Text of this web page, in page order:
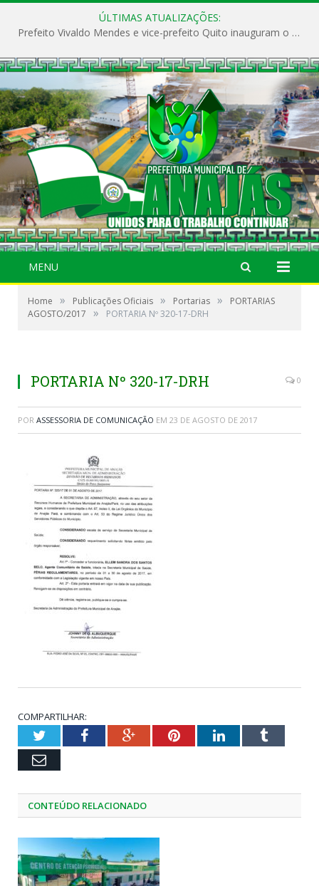
ÚLTIMAS ATUALIZAÇÕES:
Prefeito Vivaldo Mendes e vice-prefeito Quito inauguram o CAPS e fortalecem a saúde pública em Anajás.
MENU
Home » Publicações Oficiais » Portarias »
PORTARIAS
AGOSTO/2017
» PORTARIA Nº 320-17-DRH
PORTARIA Nº 320-17-DRH 0
POR ASSESSORIA DE COMUNICAÇÃO EM 23 DE AGOSTO DE 2017
COMPARTILHAR:
TwitterFacebookGoogle+PinterestLinkedInTumblr
Email
CONTEÚDO RELACIONADO